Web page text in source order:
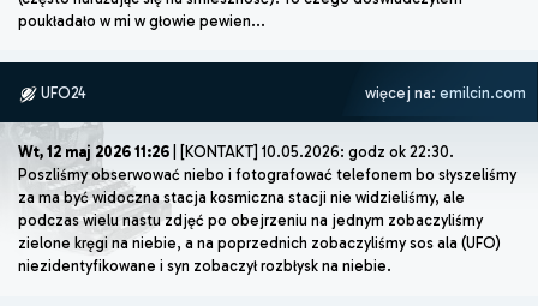
poukładało w mi w głowie pewien...
UFO24 więcej na: emilcin.com
Wt, 12 maj 2026 11:26 | [KONTAKT] 10.05.2026: godz ok 22:30.
Poszliśmy obserwować niebo i fotografować telefonem bo słyszeliśmy
za ma być widoczna stacja kosmiczna stacji nie widzieliśmy, ale
podczas wielu nastu zdjęć po obejrzeniu na jednym zobaczyliśmy
zielone kręgi na niebie, a na poprzednich zobaczyliśmy sos ala (UFO)
niezidentyfikowane i syn zobaczył rozbłysk na niebie.